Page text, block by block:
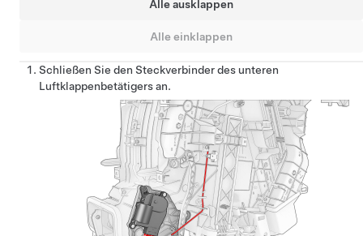
Alle ausklappen
Alle einklappen
Schließen Sie den Steckverbinder des unteren
Luftklappenbetätigers an.